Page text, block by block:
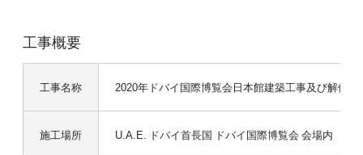
工事概要
工事名称 2020年ドバイ国際博覧会日本館建築工事及び解体・
施工場所 U.A.E. ドバイ首長国 ドバイ国際博覧会 会場内